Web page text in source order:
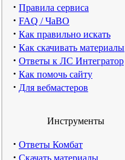
· Правила сервиса
· FAQ / ЧаВО
· Как правильно искать
· Как скачивать материалы
· Ответы к ЛС Интегратор
· Как помочь сайту
· Для вебмастеров
Инструменты
· Ответы Комбат
· Скачать материалы